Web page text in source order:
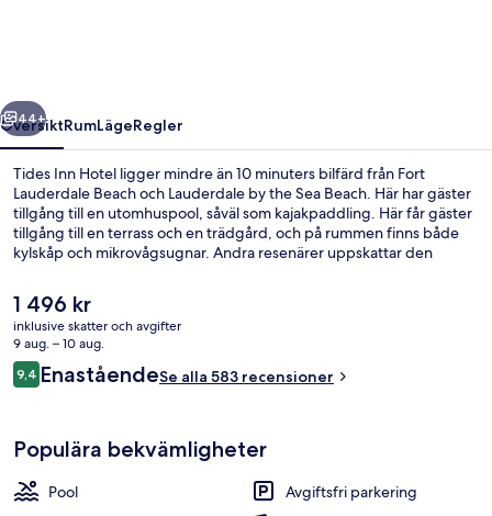
Nästa
44+
ÖversiktRumLägeRegler
Tides Inn Hotel ligger mindre än 10 minuters bilfärd från Fort
Lauderdale Beach och Lauderdale by the Sea Beach. Här har gäster
tillgång till en utomhuspool, såväl som kajakpaddling. Här får gäster
tillgång till en terrass och en trädgård, och på rummen finns både
kylskåp och mikrovågsugnar. Andra resenärer uppskattar den
Det
nuvarande
priset
är
1 496 kr
1 496 kr
inklusive skatter och avgifter
9 aug. – 10 aug.
Recensioner
9,49,4 av 10,
EnaståendeSe alla 583 recensioner
Populära bekvämligheter
Pool
Avgiftsfri parkering